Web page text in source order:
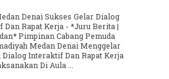
Denai Sukses Gelar Dialog
Rapat Kerja - *Juru Berita |
Pimpinan Cabang Pemuda
Medan Denai Menggelar
Dialog Interaktif Dan Rapat Kerja
Di Aula ...